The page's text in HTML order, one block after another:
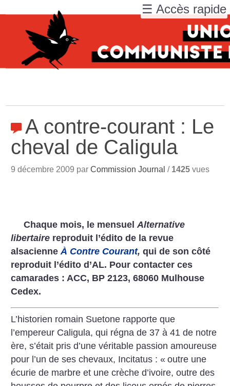
A contre-courant : Le
cheval de Caligula
9 décembre 2009 parCommission Journal / 1425 vues
Chaque mois, le mensuelAlternative
libertaire reproduit l’édito de la revue
alsacienneÀ Contre Courant, qui de son côté
reproduit l’édito d’AL. Pour contacter ces
camarades : ACC, BP 2123, 68060 Mulhouse
Cedex.
L’historien romain Suetone rapporte que
l’empereur Caligula, qui régna de 37 à 41 de notre
ère, s’était pris d’une véritable passion amoureuse
pour l’un de ses chevaux, Incitatus : « outre une
écurie de marbre et une crèche d’ivoire, outre des
☰ Accès rapide